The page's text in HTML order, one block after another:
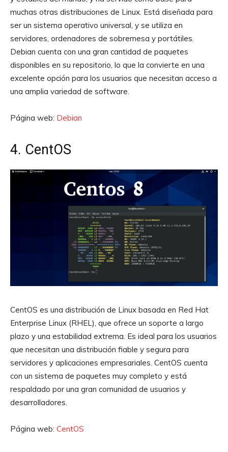
muchas otras distribuciones de Linux. Está diseñada para
ser un sistema operativo universal, y se utiliza en
servidores, ordenadores de sobremesa y portátiles.
Debian cuenta con una gran cantidad de paquetes
disponibles en su repositorio, lo que la convierte en una
excelente opción para los usuarios que necesitan acceso a
una amplia variedad de software.
Página web: Debian
4. CentOS
CentOS es una distribución de Linux basada en Red Hat
Enterprise Linux (RHEL), que ofrece un soporte a largo
plazo y una estabilidad extrema. Es ideal para los usuarios
que necesitan una distribución fiable y segura para
servidores y aplicaciones empresariales. CentOS cuenta
con un sistema de paquetes muy completo y está
respaldado por una gran comunidad de usuarios y
desarrolladores.
Página web: CentOS